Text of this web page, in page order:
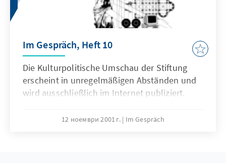
Im Gespräch, Heft 10
Die Kulturpolitische Umschau der Stiftung
erscheint in unregelmäßigen Abständen und
wird ausschließlich im Internet publiziert.
12 ноември 2001 г. Im Gespräch